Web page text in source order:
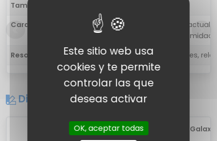
Tamaño
Características
Frecuencia de
sensor de proximidad
Resolución
1480 x 720 píxeles,
Diseño
1 Samsung
Este sitio web usa
cookies y te permite
controlar las que
deseas activar
OK, aceptar todas